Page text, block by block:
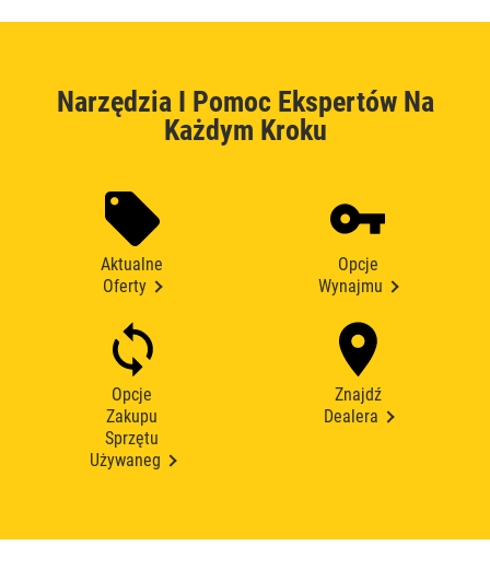
Narzędzia I Pomoc Ekspertów Na
Każdym Kroku
Aktualne
Oferty
Opcje
Wynajmu
Opcje
Zakupu
Sprzętu
Używaneg
Znajdź
Dealera